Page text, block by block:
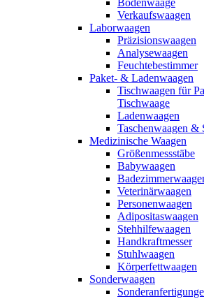
Bodenwaage
Verkaufswaagen
Laborwaagen
Präzisionswaagen
Analysewaagen
Feuchtebestimmer
Paket- & Ladenwaagen
Tischwaagen für
Tischwaage
Ladenwaagen
Taschenwaagen &
Medizinische Waagen
Größenmessstäbe
Babywaagen
Veterinärwaagen
Personenwaagen
Adipositaswaagen
Stehhilfewaagen
Handkraftmesser
Stuhlwaagen
Körperfettwaagen
Sonderwaagen